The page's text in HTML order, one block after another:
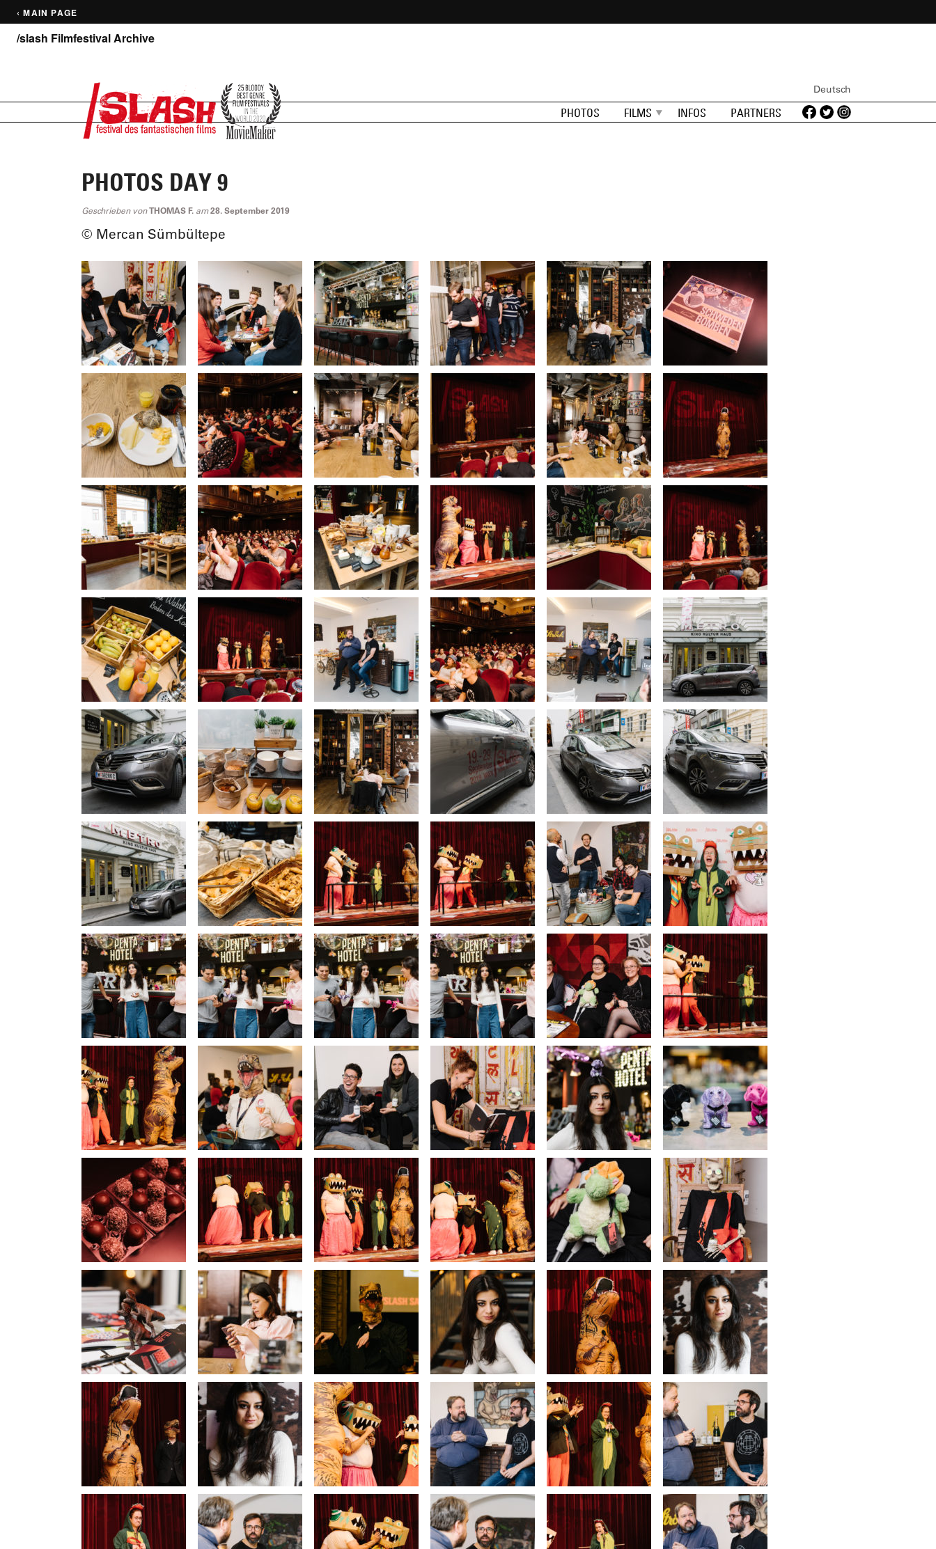
‹ MAIN PAGE
/slash Filmfestival Archive
PHOTOS FILMS INFOS PARTNERS
Deutsch
PHOTOS DAY 9
Geschrieben vonTHOMAS F. am28. September 2019
© Mercan Sümbültepe